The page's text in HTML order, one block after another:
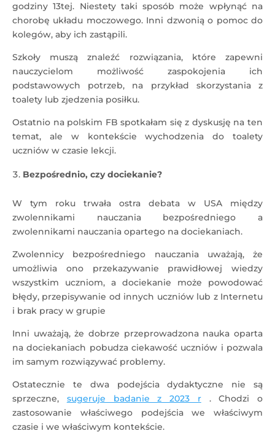
godziny 13tej. Niestety taki sposób może wpłynąć na
chorobę układu moczowego. Inni dzwonią o pomoc do
kolegów, aby ich zastąpili.
Szkoły muszą znaleźć rozwiązania, które zapewni
nauczycielom możliwość zaspokojenia ich
podstawowych potrzeb, na przykład skorzystania z
toalety lub zjedzenia posiłku.
Ostatnio na polskim FB spotkałam się z dyskusję na ten
temat, ale w kontekście wychodzenia do toalety
uczniów w czasie lekcji.
Bezpośrednio, czy dociekanie?
W tym roku trwała ostra debata w USA między
zwolennikami nauczania bezpośredniego a
zwolennikami nauczania opartego na dociekaniach.
Zwolennicy bezpośredniego nauczania uważają, że
umożliwia ono przekazywanie prawidłowej wiedzy
wszystkim uczniom, a dociekanie może powodować
błędy, przepisywanie od innych uczniów lub z Internetu
i brak pracy w grupie
Inni uważają, że dobrze przeprowadzona nauka oparta
na dociekaniach pobudza ciekawość uczniów i pozwala
im samym rozwiązywać problemy.
Ostatecznie te dwa podejścia dydaktyczne nie są
sprzeczne, sugeruje badanie z 2023 r. Chodzi o
zastosowanie właściwego podejścia we właściwym
czasie i we właściwym kontekście.